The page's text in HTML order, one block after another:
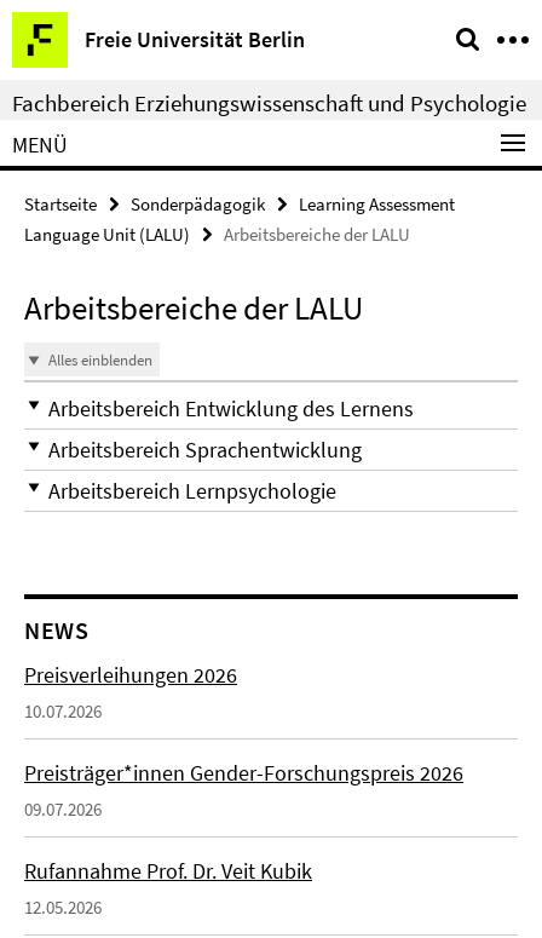
Springe
direkt
zu
Inhalt
Freie Universität Berlin
Service-
Navigation
Fachbereich Erziehungswissenschaft und Psychologie
MENÜ
Startseite Sonderpädagogik
Learning Assessment
Language Unit (LALU)
Arbeitsbereiche der LALU
Arbeitsbereiche der LALU
Alles einblenden
Arbeitsbereich Entwicklung des Lernens
Arbeitsbereich Sprachentwicklung
Arbeitsbereich Lernpsychologie
NEWS
Preisverleihungen 2026
10.07.2026
Preisträger*innen Gender-Forschungspreis 2026
09.07.2026
Rufannahme Prof. Dr. Veit Kubik
12.05.2026